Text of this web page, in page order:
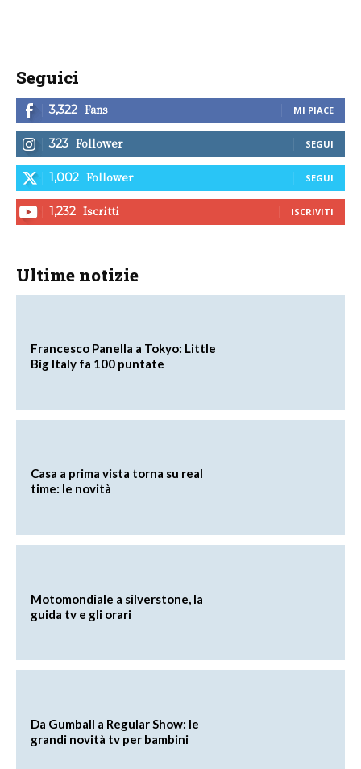
Seguici
3,322 Fans MI PIACE
323 Follower SEGUI
1,002 Follower SEGUI
1,232 Iscritti ISCRIVITI
Ultime notizie
Francesco Panella a Tokyo: Little
Big Italy fa 100 puntate
Casa a prima vista torna su real
time: le novità
Motomondiale a silverstone, la
guida tv e gli orari
Da Gumball a Regular Show: le
grandi novità tv per bambini